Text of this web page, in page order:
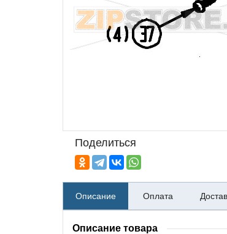
Поделиться
Описание Оплата
Описание товара